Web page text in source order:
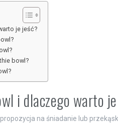
je jeść?
bowl?
i dlaczego warto
na śniadanie lub